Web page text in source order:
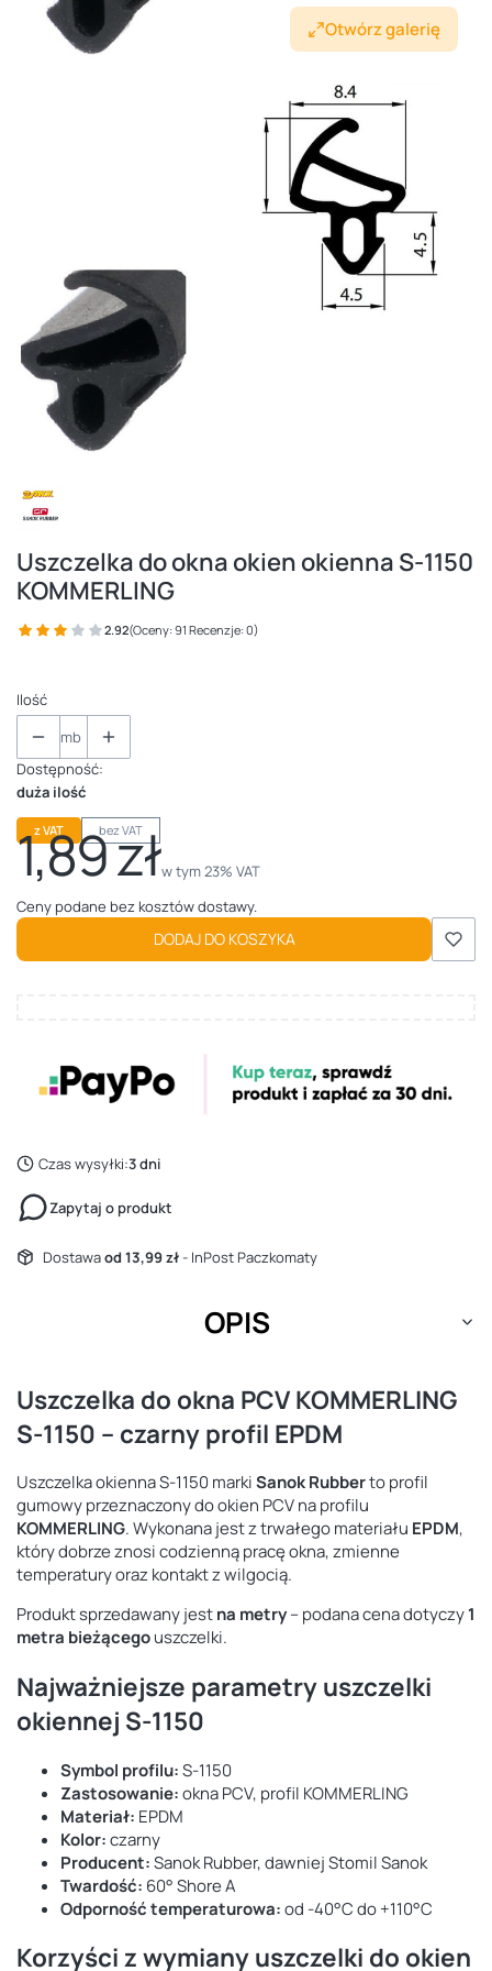
Otwórz galerię
Uszczelka do okna okien okienna S-1150
KOMMERLING
2.92(Oceny: 91 Recenzje: 0)
Ilość
mb
Dostępność:
duża ilość
z VAT bez VAT
Cena
1,89 złw tym 23% VAT
w tym23% VAT
Ceny podane bez kosztów dostawy.
DODAJ DO KOSZYKA
Czas wysyłki:3 dni
Zapytaj o produkt
Dostawaod 13,99 zł- InPost Paczkomaty
OPIS
Uszczelka do okna PCV KOMMERLING
S-1150 – czarny profil EPDM
Uszczelka okienna S-1150 markiSanok Rubberto profil
gumowy przeznaczony do okien PCV na profilu
KOMMERLING. Wykonana jest z trwałego materiału EPDM,
który dobrze znosi codzienną pracę okna, zmienne
temperatury oraz kontakt z wilgocią.
Produkt sprzedawany jestna metry– podana cena dotyczy1
metra bieżącegouszczelki.
Najważniejsze parametry uszczelki
okiennej S-1150
Symbol profilu:S-1150
Zastosowanie:okna PCV, profil KOMMERLING
Materiał: EPDM
Kolor:czarny
Producent:Sanok Rubber, dawniej Stomil Sanok
Twardość: 60° Shore A
Odporność temperaturowa:od -40°C do +110°C
Korzyści z wymiany uszczelki do okien